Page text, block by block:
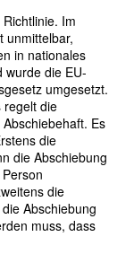
Im
unmittelbar,
in nationales
wurde die EU-
umgesetzt.
regelt die
Es
die
die Abschiebung
die
Abschiebung
muss, dass